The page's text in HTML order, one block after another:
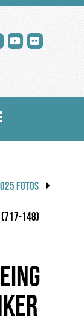
FOTOS
(717-148)